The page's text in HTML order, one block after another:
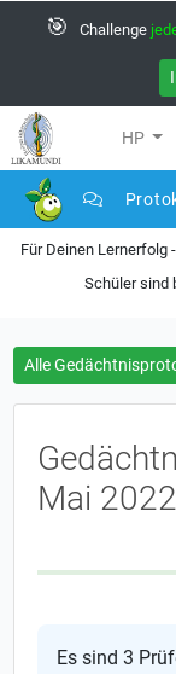
🎯 Challenge
HP
Für Deinen Lernerfolg
Schüler sind
Alle
Mai 2022
Es sind 3